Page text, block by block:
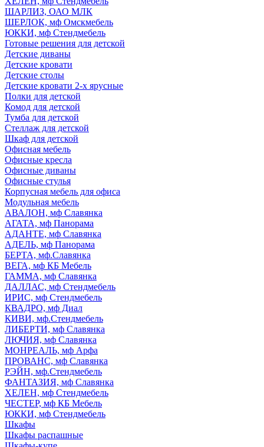
ШАРЛИЗ, ОАО МЛК
ШЕРЛОК, мф Омскмебель
ЮККИ, мф Стендмебель
Готовые решения для детской
Детские диваны
Детские кровати
Детские столы
Детские кровати 2-х ярусные
Полки для детской
Комод для детской
Тумба для детской
Стеллаж для детской
Шкаф для детской
Офисная мебель
Офисные кресла
Офисные диваны
Офисные стулья
Корпусная мебель для офиса
Модульная мебель
АВАЛОН, мф Славянка
АГАТА, мф Панорама
АДАНТЕ, мф Славянка
АДЕЛЬ, мф Панорама
БЕРТА, мф.Славянка
ВЕГА, мф КБ Мебель
ГАММА, мф Славянка
ДАЛЛАС, мф Стендмебель
ИРИС, мф Стендмебель
КВАДРО, мф Диал
КИВИ, мф.Стендмебель
ЛИБЕРТИ, мф Славянка
ЛЮЧИЯ, мф Славянка
МОНРЕАЛЬ, мф Арфа
ПРОВАНС, мф Славянка
РЭЙН, мф.Стендмебель
ФАНТАЗИЯ, мф Славянка
ХЕЛЕН, мф Стендмебель
ЧЕСТЕР, мф КБ Мебель
ЮККИ, мф Стендмебель
Шкафы
Шкафы распашные